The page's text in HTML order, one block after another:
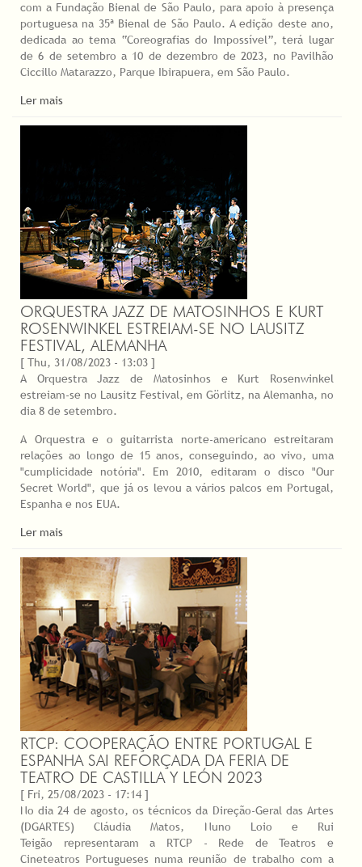
com a Fundação Bienal de São Paulo, para apoio à presença
portuguesa na 35ª Bienal de São Paulo. A edição deste ano,
dedicada ao tema “Coreografias do Impossível”, terá lugar
de 6 de setembro a 10 de dezembro de 2023, no Pavilhão
Ciccillo Matarazzo, Parque Ibirapuera, em São Paulo.
Ler mais
ORQUESTRA JAZZ DE MATOSINHOS E KURT
ROSENWINKEL ESTREIAM-SE NO LAUSITZ
FESTIVAL, ALEMANHA
[ Thu, 31/08/2023 - 13:03 ]
A Orquestra Jazz de Matosinhos e Kurt Rosenwinkel
estreiam-se no Lausitz Festival, em Görlitz, na Alemanha, no
dia 8 de setembro.
A Orquestra e o guitarrista norte-americano estreitaram
relações ao longo de 15 anos, conseguindo, ao vivo, uma
"cumplicidade notória". Em 2010, editaram o disco "Our
Secret World", que já os levou a vários palcos em Portugal,
Espanha e nos EUA.
Ler mais
RTCP: COOPERAÇÃO ENTRE PORTUGAL E
ESPANHA SAI REFORÇADA DA FERIA DE
TEATRO DE CASTILLA Y LEÓN 2023
[ Fri, 25/08/2023 - 17:14 ]
No dia 24 de agosto, os técnicos da Direção-Geral das Artes
(DGARTES) Cláudia Matos, Nuno Loio e Rui
Teigão representaram a RTCP - Rede de Teatros e
Cineteatros Portugueses numa reunião de trabalho com a